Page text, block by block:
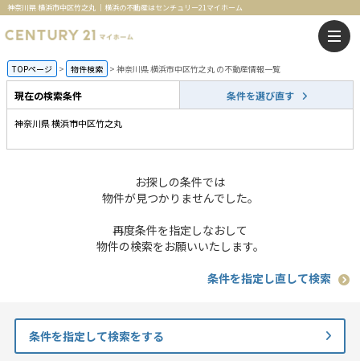
神奈川県 横浜市中区竹之丸 ｜横浜の不動産はセンチュリー21マイホーム
TOPページ 物件検索 神奈川県 横浜市中区竹之丸 の不動産情報一覧
現在の検索条件 条件を選び直す
神奈川県 横浜市中区竹之丸
お探しの条件では
物件が見つかりませんでした。
再度条件を指定しなおして
物件の検索をお願いいたします。
条件を指定し直して検索
条件を指定して検索をする